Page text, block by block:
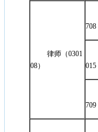
律师（0301
08）
708
015
709